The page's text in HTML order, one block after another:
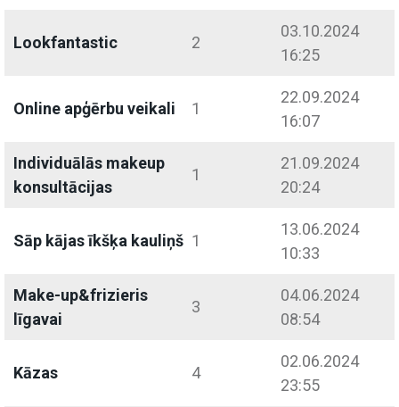
Lookfantastic 2
03.10.2024
16:25
Online apģērbu veikali 1
22.09.2024
16:07
Individuālās makeup
konsultācijas
1
21.09.2024
20:24
Sāp kājas īkšķa kauliņš 1
13.06.2024
10:33
Make-up&frizieris
līgavai
3
04.06.2024
08:54
Kāzas 4
02.06.2024
23:55